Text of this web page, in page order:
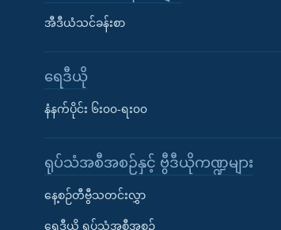
အီဒီယံသင်ခန်းစာ
ရေဒီယို
နံနက်ပိုင်း ၆း၀၀-ရး၀၀
ရုပ်သံအစီအစဉ်နှင့် ဗွီဒီယိုကဏ္ဍများ
နေ့စဉ်တီဗွီသတင်းလွှာ
ရေဒီယို ရုပ်သံအစီအစဉ်